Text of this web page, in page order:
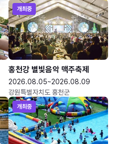
개최중
홍천강 별빛음악 맥주축제
2026.08.05~2026.08.09
강원특별자치도 홍천군
개최중